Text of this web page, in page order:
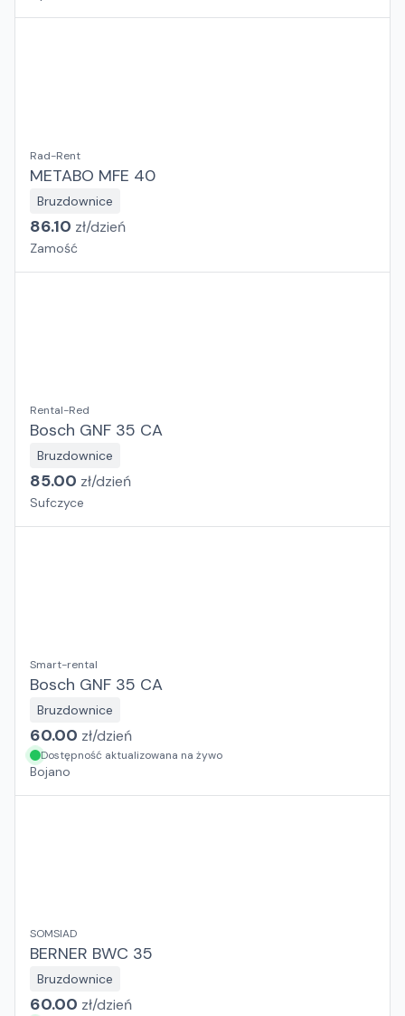
Rad-Rent
METABO MFE 40
Bruzdownice
86.10 zł/dzień
Zamość
Rental-Red
Bosch GNF 35 CA
Bruzdownice
85.00 zł/dzień
Sufczyce
Smart-rental
Bosch GNF 35 CA
Bruzdownice
60.00 zł/dzień
Dostępność aktualizowana na żywo
Bojano
SOMSIAD
BERNER BWC 35
Bruzdownice
60.00 zł/dzień